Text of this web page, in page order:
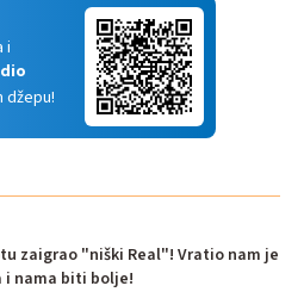
i
džepu!
zaigrao "niški Real"! Vratio nam je
i nama biti bolje!